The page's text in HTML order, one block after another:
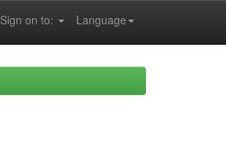
Language
Sign on to: